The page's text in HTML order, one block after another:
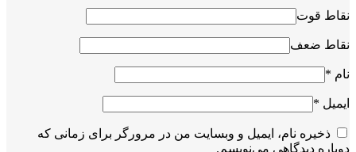
نقاط قوت
نقاط ضعف
نام *
ایمیل *
ذخیره نام، ایمیل و وبسایت من در مرورگر برای زمانی که
دوباره دیدگاهی می‌نویسم.